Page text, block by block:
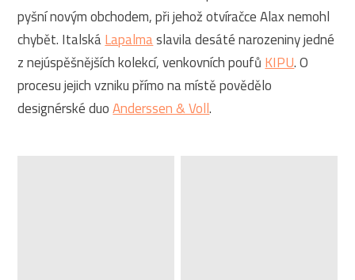
pyšní novým obchodem, při jehož otvíračce Alax nemohl
chybět. ItalskáLapalmaslavila desáté narozeniny jedné
z nejúspěšnějších kolekcí, venkovních poufů KIPU. O
procesu jejich vzniku přímo na místě povědělo
designérské duoAnderssen & Voll.